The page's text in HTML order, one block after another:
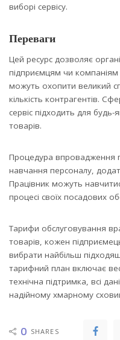
виборі сервісу.
Переваги
Цей ресурс дозволяє
підприємцям чи компаніям
можуть охопити великий
кількість контрагентів.
сервіс підходить для будь-
товарів.
Процедура впровадження
навчання персоналу,
Працівник можуть
процесі своїх посадових
Тарифи обслуговування
товарів, кожен
вибрати найбільш
тарифний план включає
технічна підтримка, всі
надійному хмарному
0 SHARES